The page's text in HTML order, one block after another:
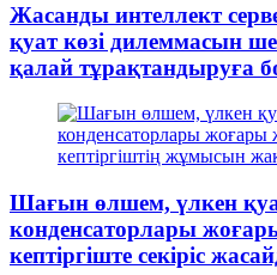
Жасанды интеллект
қуат көзі дилеммасын
қалай тұрақтандыруға
Шағын өлшем, үлкен
конденсаторлары
кептіргіште секіріс